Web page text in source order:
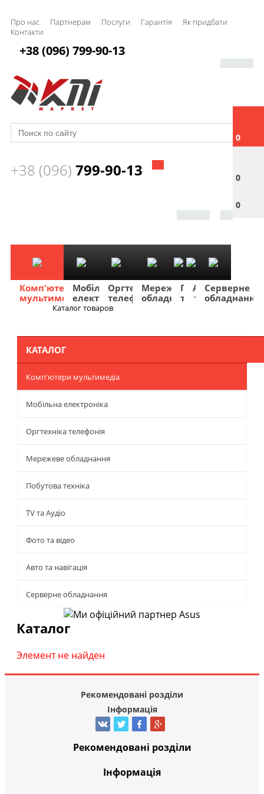
Про нас Партнерам Послуги Гарантія
Як придбати
Контакти
0
0
0
+38 (096) 799-90-13
+38 (096) 799-90-13
Комп'ютери
мультимедіа
Мобільна
електроніка
Оргтехніка
телефонія
Мережеве
обладнання
Побутова
техніка
TV
та
Фото
та
Авто
та
Серверне
обладнання
Каталог товаров
КАТАЛОГ
Комп'ютери мультимедіа
Мобільна електроніка
Оргтехніка телефонія
Мережеве обладнання
Побутова техніка
TV та Аудіо
Фото та відео
Авто та навігація
Серверне обладнання
Каталог
Элемент не найден
Рекомендовані розділи
Інформація
Рекомендовані розділи
Інформація